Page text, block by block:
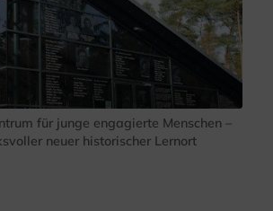
für junge engagierte Menschen –
neuer historischer Lernort